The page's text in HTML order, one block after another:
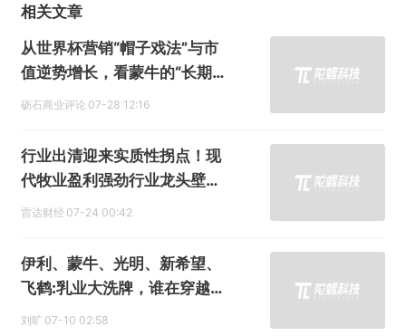
相关文章
从世界杯营销“帽子戏法”与市
值逆势增长，看蒙牛的“长期主
义”经营哲学
砺石商业评论 07-28 12:16
行业出清迎来实质性拐点！现
代牧业盈利强劲行业龙头壁垒
凸显
雷达财经 07-24 00:42
伊利、蒙牛、光明、新希望、
飞鹤:乳业大洗牌，谁在穿越周
期？
刘旷 07-10 02:58